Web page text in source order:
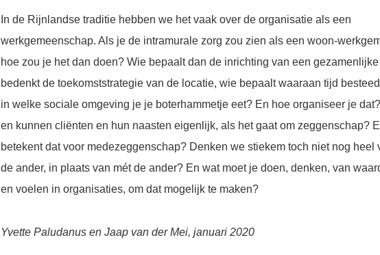
In de Rijnlandse traditie hebben we het vaak over de organisatie als een
werkgemeenschap. Als je de intramurale zorg zou zien als een woon-
hoe zou je het dan doen? Wie bepaalt dan de inrichting van een
bedenkt de toekomststrategie van de locatie, wie bepaalt waaraan tijd
in welke sociale omgeving je je boterhammetje eet? En hoe organiseer je
en kunnen cliënten en hun naasten eigenlijk, als het gaat om zeggenschap?
betekent dat voor medezeggenschap? Denken we stiekem toch niet nog heel
de ander, in plaats van mét de ander? En wat moet je doen, denken, van
en voelen in organisaties, om dat mogelijk te maken?
Yvette Paludanus en Jaap van der Mei, januari 2020